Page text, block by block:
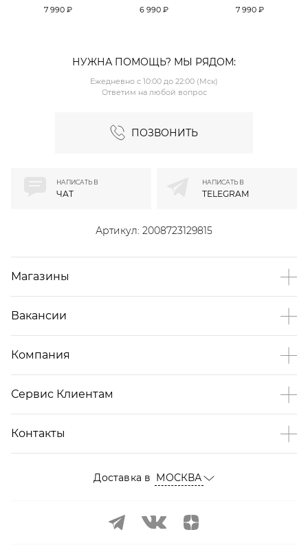
Pale Banana
7 990 ₽
смесовой вискозы
6 990 ₽
кружевной
7 990 ₽
НУЖНА ПОМОЩЬ? МЫ РЯДОМ:
ПОЗВОНИТЬ
Ежедневно с 10:00 до 22:00 (Мск)
Ответим на любой вопрос
Артикул: 2008723129815
НАПИСАТЬ В
ЧАТ
НАПИСАТЬ В
TELEGRAM
Магазины
Вакансии
Компания
Сервис Клиентам
Контакты
Доставка в МОСКВА